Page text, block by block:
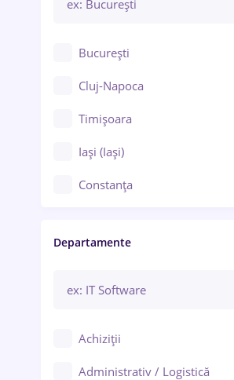
București
Cluj-Napoca
Timișoara
Iași (Iași)
Constanța
Brașov
Bacău
Galați (Galați)
Departamente
Achiziții
Administrativ / Logistică